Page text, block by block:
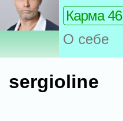
Карма
О себе
sergioline